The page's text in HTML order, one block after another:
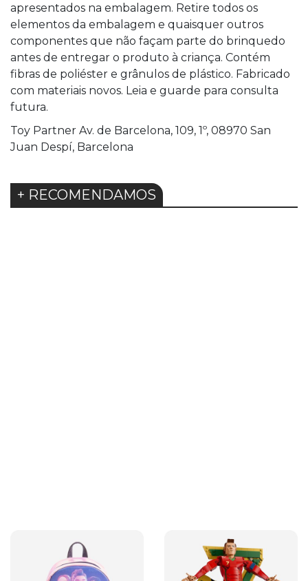
apresentados na embalagem. Retire todos os
elementos da embalagem e quaisquer outros
componentes que não façam parte do brinquedo
antes de entregar o produto à criança. Contém
fibras de poliéster e grânulos de plástico. Fabricado
com materiais novos. Leia e guarde para consulta
futura.
Toy Partner Av. de Barcelona, 109, 1º, 08970 San
Juan Despí, Barcelona
+ RECOMENDAMOS